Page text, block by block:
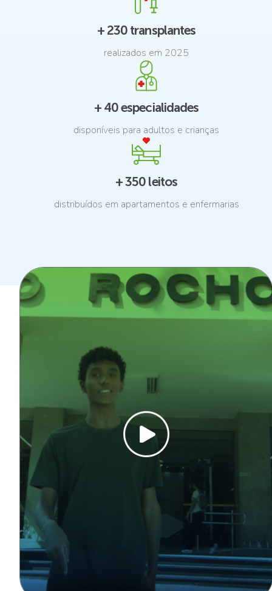
+ 230 transplantes
realizados em 2025
+ 40 especialidades
disponíveis para adultos e crianças
+ 350 leitos
distribuídos em apartamentos e enfermarias